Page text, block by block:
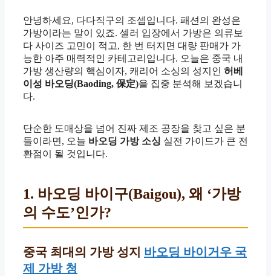
안녕하세요, 다다직구의 조셉입니다. 패션의 완성은
가방이라는 말이 있죠. 셀러 입장에서 가방은 의류보
다 사이즈 고민이 적고, 한 번 터지면 대량 판매가 가
능한 아주 매력적인 카테고리입니다. 오늘은 중국 내
가방 생산량의 핵심이자, 캐리어 소싱의 성지인 허베
이성 바오딩(Baoding, 保定)을 집중 분석해 보겠습니
다.
단순한 도매상을 넘어 진짜 제조 공장을 찾고 싶은 분
들이라면, 오늘 바오딩 가방 소싱 실전 가이드가 큰 전
환점이 될 것입니다.
1. 바오딩 바이구(Baigou), 왜 ‘가방
의 수도’인가?
중국 최대의 가방 성지 바오딩 바이거우 국
제 가방 청